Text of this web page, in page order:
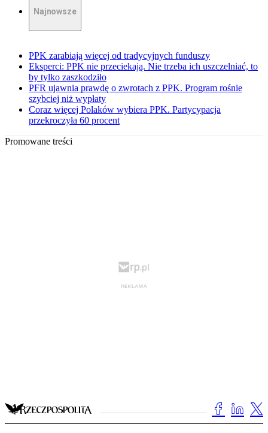
Najnowsze
PPK zarabiają więcej od tradycyjnych funduszy
Eksperci: PPK nie przeciekają. Nie trzeba ich uszczelniać, to
by tylko zaszkodziło
PFR ujawnia prawdę o zwrotach z PPK. Program rośnie
szybciej niż wypłaty
Coraz więcej Polaków wybiera PPK. Partycypacja
przekroczyła 60 procent
Promowane treści